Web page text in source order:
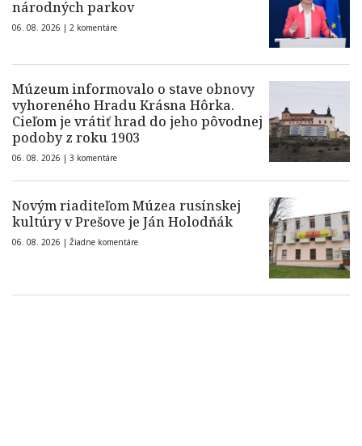
národných parkov
06. 08. 2026 | 2 komentáre
Múzeum informovalo o stave obnovy
vyhoreného Hradu Krásna Hôrka.
Cieľom je vrátiť hrad do jeho pôvodnej
podoby z roku 1903
06. 08. 2026 | 3 komentáre
Novým riaditeľom Múzea rusínskej
kultúry v Prešove je Ján Holodňák
06. 08. 2026 | Žiadne komentáre